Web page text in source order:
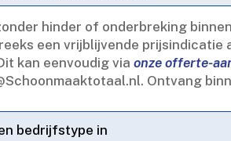
hinder of onderbreking
een vrijblijvende prijsindicatie
kan eenvoudig viaonze offerte-
Ontvang
bedrijfstype in